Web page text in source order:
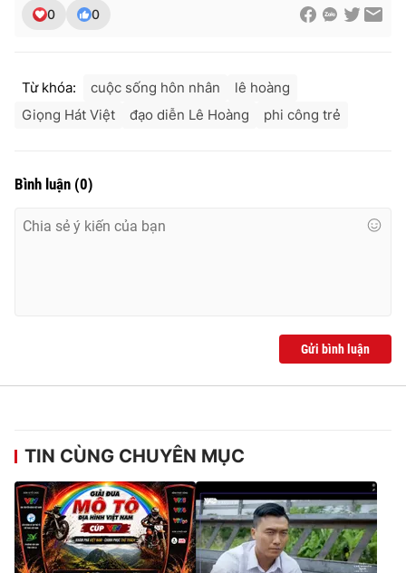
0 0
Từ khóa: cuộc sống hôn nhân
lê hoàng
Giọng Hát Việt
đạo diễn Lê Hoàng phi công trẻ
Bình luận (0)
Gửi bình luận
TIN CÙNG CHUYÊN MỤC